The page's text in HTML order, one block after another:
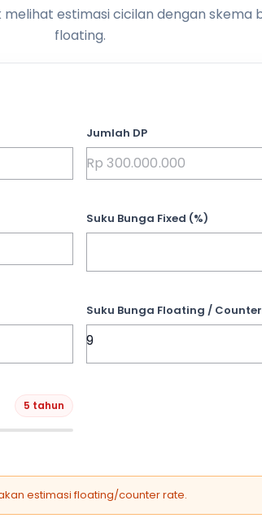
estimasi cicilan dengan skema
floating.
Jumlah DP
Suku Bunga Fixed (%)
Suku Bunga Floating /
5 tahun
estimasi floating/counter rate.